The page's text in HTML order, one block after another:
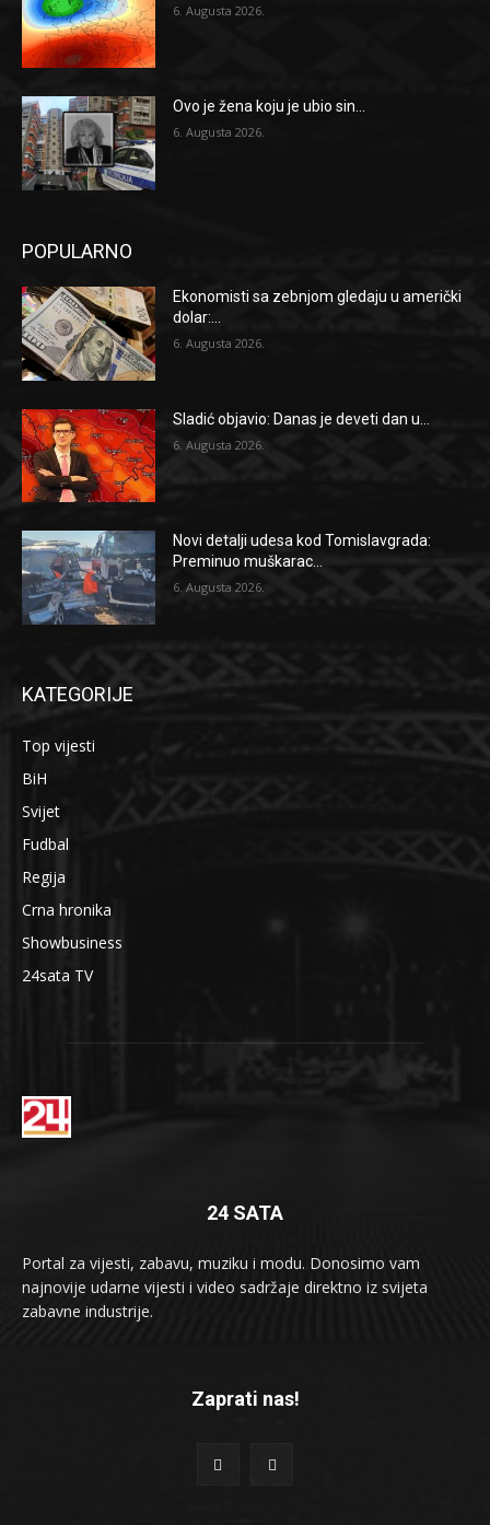
6. Augusta 2026.
Ovo je žena koju je ubio sin...
6. Augusta 2026.
POPULARNO
Ekonomisti sa zebnjom gledaju u američki
dolar:...
6. Augusta 2026.
Sladić objavio: Danas je deveti dan u...
6. Augusta 2026.
Novi detalji udesa kod Tomislavgrada:
Preminuo muškarac...
6. Augusta 2026.
KATEGORIJE
Top vijesti
BiH
Svijet
Fudbal
Regija
Crna hronika
Showbusiness
24sata TV
24 SATA
Portal za vijesti, zabavu, muziku i modu. Donosimo vam
najnovije udarne vijesti i video sadržaje direktno iz svijeta
zabavne industrije.
Zaprati nas!